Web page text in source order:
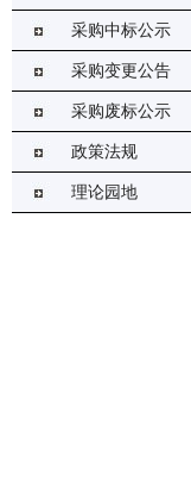
采购中标公示
采购变更公告
采购废标公示
政策法规
理论园地